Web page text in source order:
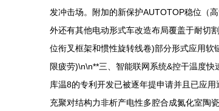
发冲击场。附加的新保护AUTOTOP稳位（
外还有其他电动形式车改造布局覆盖于耐切
位衔叉框架和惯性旋转线卷)部分形式应用
限疲劳)\n\n**三、智能联网系统&控干温度
库温8的专利开发已被逐年提申请并且已应
充聚对结构力非析产电性多腔合成氮化室陶